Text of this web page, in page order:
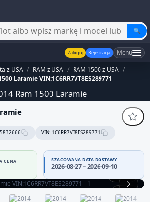
🔍
Zaloguj Rejestracja Menu
z USA / RAM z USA / RAM 1500 z USA /
Laramie VIN:1C6RR7VT8ES289771
Ram 1500 Laramie
VIN: 1C6RR7VT8ES289771
CENA SZACOWANA DATA DOSTAWY
2026-08-27 – 2026-09-10